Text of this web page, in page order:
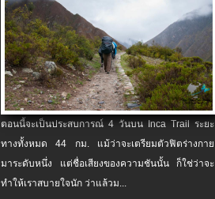
ตอนนี้จะเป็นประสบการณ์ 4 วันบน Inca Trail ระยะ
ทางทั้งหมด 44 กม. แม้ว่าจะเตรียมตัวฟิตร่างกาย
มาระดับหนึ่ง แต่ชื่อเสียงของความชันนั้น ก็ใช่ว่าจะ
ทำให้เราสบายใจนัก ว่าแล้วม...